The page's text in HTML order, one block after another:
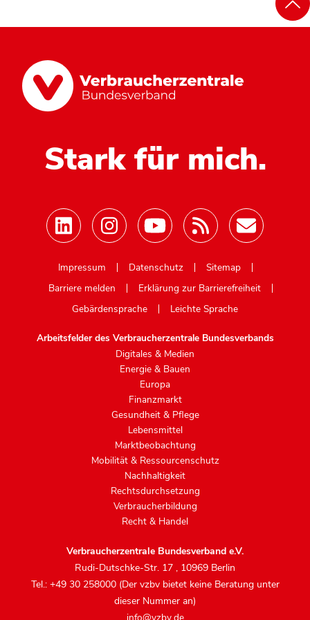
Stark für mich.
Impressum
Datenschutz
Sitemap
Barriere melden
Erklärung zur Barrierefreiheit
Gebärdensprache
Leichte Sprache
Arbeitsfelder des Verbraucherzentrale Bundesverbands
Digitales & Medien
Energie & Bauen
Europa
Finanzmarkt
Gesundheit & Pflege
Lebensmittel
Marktbeobachtung
Mobilität & Ressourcenschutz
Nachhaltigkeit
Rechtsdurchsetzung
Verbraucherbildung
Recht & Handel
Verbraucherzentrale Bundesverband e.V.
Rudi-Dutschke-Str. 17 , 10969 Berlin
Tel.: +49 30 258000 (Der vzbv bietet keine Beratung unter
dieser Nummer an)